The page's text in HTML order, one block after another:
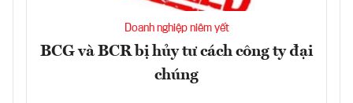
Doanh nghiệp niêm yết
BCG và BCR bị hủy tư cách công ty đại
chúng